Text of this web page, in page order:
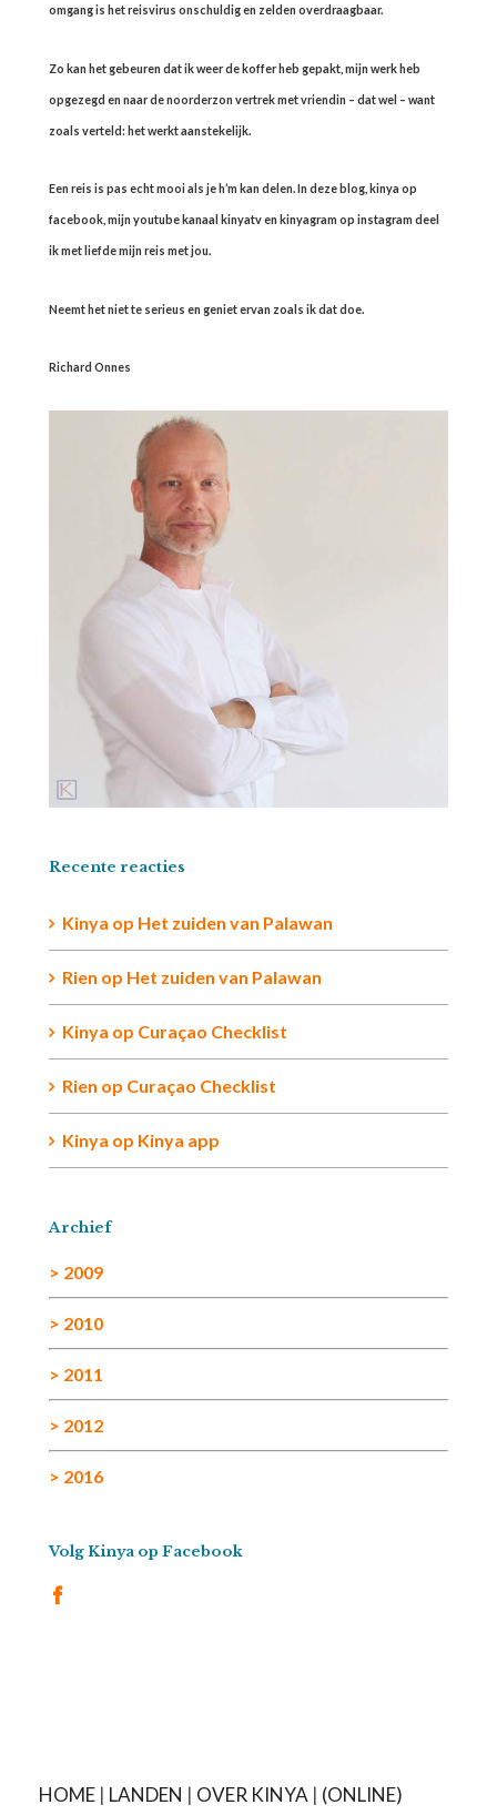
omgang is het reisvirus onschuldig en zelden overdraagbaar.
Zo kan het gebeuren dat ik weer de koffer heb gepakt, mijn werk heb
opgezegd en naar de noorderzon vertrek met vriendin – dat wel – want
zoals verteld: het werkt aanstekelijk.
Een reis is pas echt mooi als je h’m kan delen. In deze blog, kinya op
facebook, mijn youtube kanaal kinyatv en kinyagram op instagram deel
ik met liefde mijn reis met jou.
Neemt het niet te serieus en geniet ervan zoals ik dat doe.
Richard Onnes
Recente reacties
Kinya op Het zuiden van Palawan
Rien op Het zuiden van Palawan
Kinya op Curaçao Checklist
Rien op Curaçao Checklist
Kinya op Kinya app
Archief
> 2009
> 2010
> 2011
> 2012
> 2016
Volg Kinya op Facebook
HOME| LANDEN | OVER KINYA | (ONLINE)